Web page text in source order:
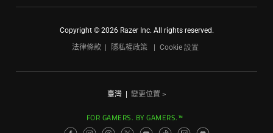
Copyright © 2026 Razer Inc. All rights reserved.
法律條款
隱私權政策 Cookie 設置
臺灣 變更位置 >
FOR GAMERS. BY GAMERS.™